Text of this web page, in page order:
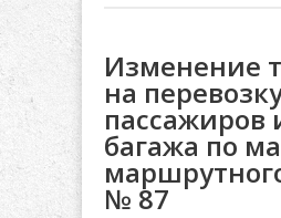
Изменение
на
пассажиров
багажа по
№ 87